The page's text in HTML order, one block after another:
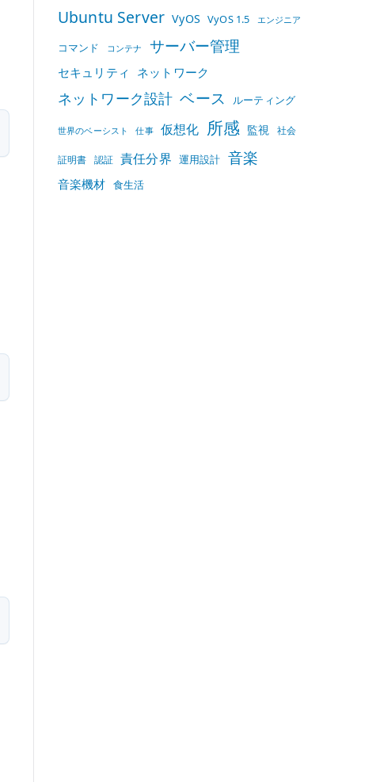
Ubuntu Server VyOS VyOS 1.5 エンジニア
コマンド コンテナ サーバー管理
セキュリティ ネットワーク
ネットワーク設計 ベース ルーティング
世界のベーシスト 仕事 仮想化 所感 監視 社会
証明書 認証 責任分界 運用設計 音楽
音楽機材 食生活